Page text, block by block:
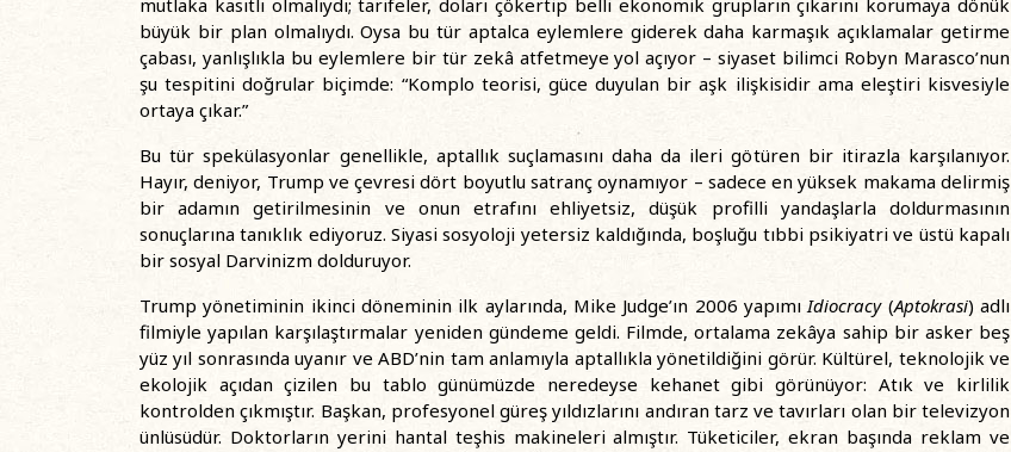
mutlaka kasıtlı olmalıydı; tarifeler, doları çökertip belli ekonomik grupların çıkarını korumaya dönük
büyük bir plan olmalıydı. Oysa bu tür aptalca eylemlere giderek daha karmaşık açıklamalar getirme
çabası, yanlışlıkla bu eylemlere bir tür zekâ atfetmeye yol açıyor – siyaset bilimci Robyn Marasco’nun
şu tespitini doğrular biçimde: “Komplo teorisi, güce duyulan bir aşk ilişkisidir ama eleştiri kisvesiyle
ortaya çıkar.”
Bu tür spekülasyonlar genellikle, aptallık suçlamasını daha da ileri götüren bir itirazla karşılanıyor.
Hayır, deniyor, Trump ve çevresi dört boyutlu satranç oynamıyor – sadece en yüksek makama delirmiş
bir adamın getirilmesinin ve onun etrafını ehliyetsiz, düşük profilli yandaşlarla doldurmasının
sonuçlarına tanıklık ediyoruz. Siyasi sosyoloji yetersiz kaldığında, boşluğu tıbbi psikiyatri ve üstü kapalı
bir sosyal Darvinizm dolduruyor.
Trump yönetiminin ikinci döneminin ilk aylarında, Mike Judge’ın 2006 yapımıIdiocracy(Aptokrasi) adlı
filmiyle yapılan karşılaştırmalar yeniden gündeme geldi. Filmde, ortalama zekâya sahip bir asker beş
yüz yıl sonrasında uyanır ve ABD’nin tam anlamıyla aptallıkla yönetildiğini görür. Kültürel, teknolojik ve
ekolojik açıdan çizilen bu tablo günümüzde neredeyse kehanet gibi görünüyor: Atık ve kirlilik
kontrolden çıkmıştır. Başkan, profesyonel güreş yıldızlarını andıran tarz ve tavırları olan bir televizyon
ünlüsüdür. Doktorların yerini hantal teşhis makineleri almıştır. Tüketiciler, ekran başında reklam ve